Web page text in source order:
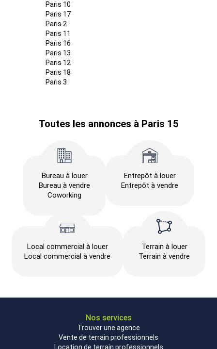
Paris 10
Paris 17
Paris 2
Paris 11
Paris 16
Paris 13
Paris 12
Paris 18
Paris 3
Toutes les annonces à Paris 15
Bureau à louer
Bureau à vendre
Coworking
Entrepôt à louer
Entrepôt à vendre
Local commercial à louer
Local commercial à vendre
Terrain à louer
Terrain à vendre
Nos services
Trouver une agence
Vente de terrain professionnels
Location de terrain professionnels